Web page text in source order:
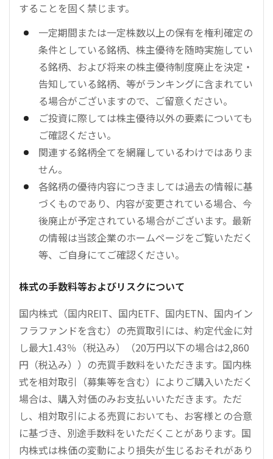
することを固く禁じます。
一定期間または一定株数以上の保有を権利確定の
条件としている銘柄、株主優待を随時実施してい
る銘柄、および将来の株主優待制度廃止を決定・
告知している銘柄、等がランキングに含まれてい
る場合がございますので、ご留意ください。
ご投資に際しては株主優待以外の要素についても
ご確認ください。
関連する銘柄全てを網羅しているわけではありま
せん。
各銘柄の優待内容につきましては過去の情報に基
づくものであり、内容が変更されている場合、今
後廃止が予定されている場合がございます。最新
の情報は当該企業のホームページをご覧いただく
等、ご自身にてご確認ください。
株式の手数料等およびリスクについて
国内株式（国内REIT、国内ETF、国内ETN、国内イン
フラファンドを含む）の売買取引には、約定代金に対
し最大1.43％（税込み）（20万円以下の場合は2,860
円（税込み））の売買手数料をいただきます。国内株
式を相対取引（募集等を含む）によりご購入いただく
場合は、購入対価のみお支払いいただきます。ただ
し、相対取引による売買においても、お客様との合意
に基づき、別途手数料をいただくことがあります。国
内株式は株価の変動により損失が生じるおそれがあり